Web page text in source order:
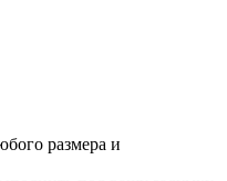
размера и